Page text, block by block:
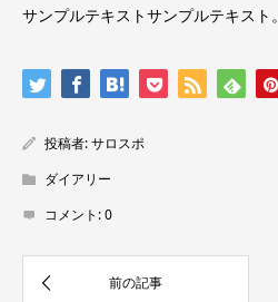
サンプルテキストサンプルテキスト。
投稿者:サロスポ
ダイアリー
コメント:0